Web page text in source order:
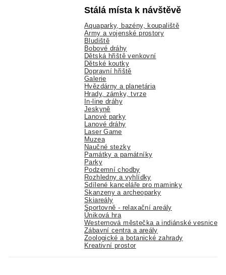
Stálá místa k návštěvě
Aquaparky, bazény, koupaliště
Army a vojenské prostory
Bludiště
Bobové dráhy
Dětská hřiště venkovní
Dětské koutky
Dopravní hřiště
Galerie
Hvězdárny a planetária
Hrady, zámky, tvrze
In-line dráhy
Jeskyně
Lanové parky
Lanové dráhy
Laser Game
Muzea
Naučné stezky
Památky a památníky
Parky
Podzemní chodby
Rozhledny a vyhlídky
Sdílené kanceláře pro maminky
Skanzeny a archeoparky
Skiareály
Sportovně - relaxační areály
Úniková hra
Westernová městečka a indiánské vesnice
Zábavní centra a areály
Zoologické a botanické zahrady
Kreativní prostor